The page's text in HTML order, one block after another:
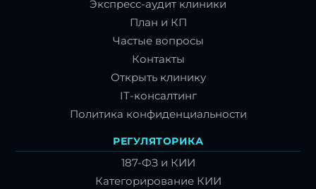
Экспресс-аудит клиники
План и КП
Частые вопросы
Контакты
Открыть клинику
IT-консалтинг
Политика конфиденциальности
РЕГУЛЯТОРИКА
187-ФЗ и КИИ
Категорирование КИИ